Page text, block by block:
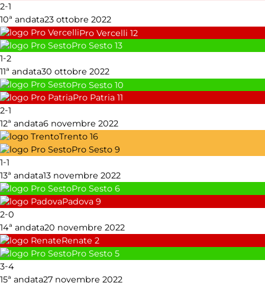
2-1
10ª andata23 ottobre 2022
Pro Vercelli 12
Pro Sesto 13
1-2
11ª andata30 ottobre 2022
Pro Sesto 10
Pro Patria 11
2-1
12ª andata6 novembre 2022
Trento 16
Pro Sesto 9
1-1
13ª andata13 novembre 2022
Pro Sesto 6
Padova 9
2-0
14ª andata20 novembre 2022
Renate 2
Pro Sesto 5
3-4
15ª andata27 novembre 2022